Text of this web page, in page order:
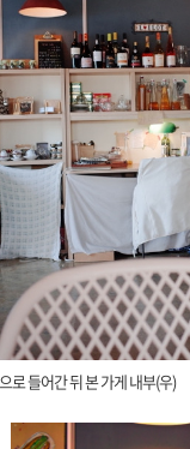
로 들어간 뒤 본 가게 내부(우)